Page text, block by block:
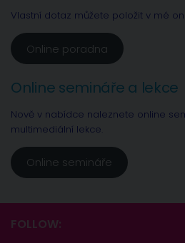
Vlastní dotaz můžete položit v mé
Online poradna
Online semináře a lekce
Nově v nabídce naleznete online
multimediální lekce.
Online semináře
FOLLOW: